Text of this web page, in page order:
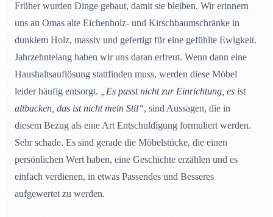
Früher wurden Dinge gebaut, damit sie bleiben. Wir erinnern
uns an Omas alte Eichenholz- und Kirschbaumschränke in
dunklem Holz, massiv und gefertigt für eine gefühlte Ewigkeit.
Jahrzehntelang haben wir uns daran erfreut. Wenn dann eine
Haushaltsauflösung stattfinden muss, werden diese Möbel
leider häufig entsorgt.
„Es passt nicht zur Einrichtung, es ist
altbacken, das ist nicht mein Stil“, sind Aussagen, die in
diesem Bezug als eine Art Entschuldigung formuliert werden.
Sehr schade. Es sind gerade die Möbelstücke, die einen
persönlichen Wert haben, eine Geschichte erzählen und es
einfach verdienen, in etwas Passendes und Besseres
aufgewertet zu werden.